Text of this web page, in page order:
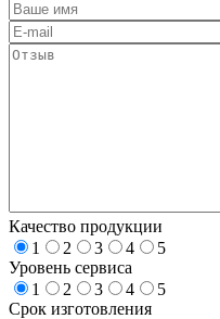
Качество продукции
1
2 3 4
5
Уровень сервиса
1
2 3 4
5
Срок изготовления